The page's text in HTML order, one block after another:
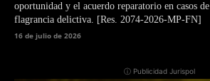
oportunidad y el acuerdo reparatorio en casos de
flagrancia delictiva. [Res. 2074-2026-MP-FN]
16 de julio de 2026
ⓘ Publicidad Jurispol